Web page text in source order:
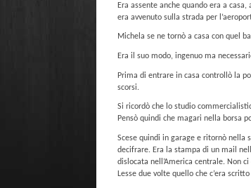
Era assente anche quando era a
era avvenuto sulla strada per
Michela se ne tornò a casa con quel
Era il suo modo, ingenuo ma
Prima di entrare in casa controllò la
scorsi.
Si ricordò che lo studio
Pensò quindi che magari nella borsa
Scese quindi in garage e ritornò nella
decifrare. Era la stampa di un mail
dislocata nell’America centrale. Non
Lesse due volte quello che c’era